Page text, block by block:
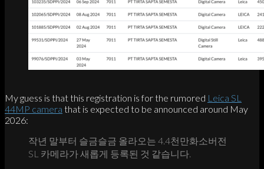
My guess is that this registration is for the rumored Leica SL
44MP camera that is expected to be announced around May
2026:
작년 말부터 슬금슬금 올라오는 4.4천만화소버전
SL 카메라가 새롭게 등록된 것 같습니다.